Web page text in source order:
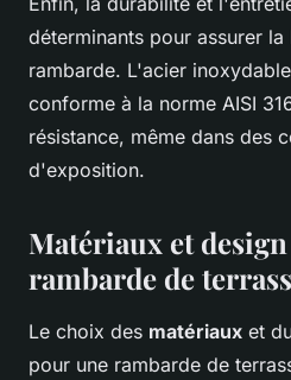
déterminants pour assurer
rambarde. L'acier
conforme à la norme AISI
résistance, même dans des
d'exposition.
Matériaux et
rambarde de
Le choix des matériaux et
pour une rambarde de